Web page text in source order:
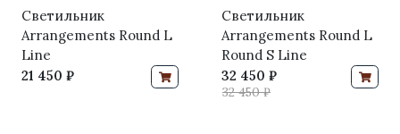
Светильник
Arrangements Round L
Line
21 450 ₽
Светильник
Arrangements Round L
Round S Line
32 450 ₽
32 450 ₽